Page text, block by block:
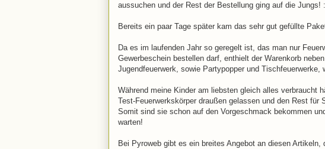
aussuchen und der Rest der Bestellung ging auf die Jungs!
Bereits ein paar Tage später kam das sehr gut gefüllte
Da es im laufenden Jahr so geregelt ist, das man nur
Gewerbeschein bestellen darf, enthielt der Warenkorb
Jugendfeuerwerk, sowie Partypopper und
Während meine Kinder am liebsten gleich alles verbraucht
Test-Feuerwerkskörper draußen gelassen und den Rest für
Somit sind sie schon auf den Vorgeschmack bekommen
warten!
Bei Pyroweb gibt es ein breites Angebot an diesen